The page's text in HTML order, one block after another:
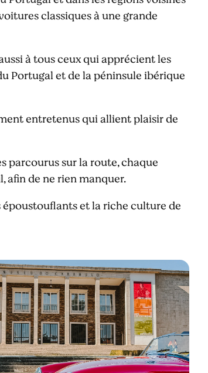
classiques à une grande
à tous ceux qui apprécient les
Portugal et de la péninsule ibérique
entretenus qui allient plaisir de
parcourus sur la route, chaque
afin de ne rien manquer.
époustouflants et la riche culture de